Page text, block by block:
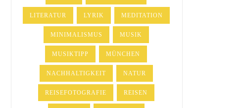
LITERATUR LYRIK MEDITATION
MINIMALISMUS MUSIK
MUSIKTIPP MÜNCHEN
NACHHALTIGKEIT NATUR
REISEFOTOGRAFIE REISEN